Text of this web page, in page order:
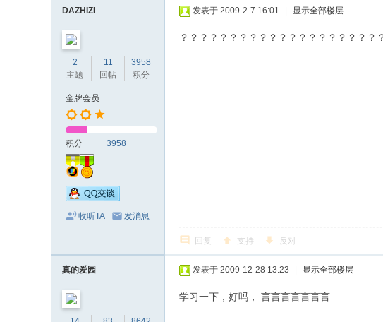
DAZHIZI
2
主题
11
回帖
3958
积分
金牌会员
积分 3958
收听TA 发消息
发表于 2009-2-7 16:01 显示全部楼层
？？？？？？？？？？？？？？？？？？？？
回复 支持 反对
真的爱园 发表于 2009-12-28 13:23 显示全部楼层
学习一下，好吗， 言言言言言言言